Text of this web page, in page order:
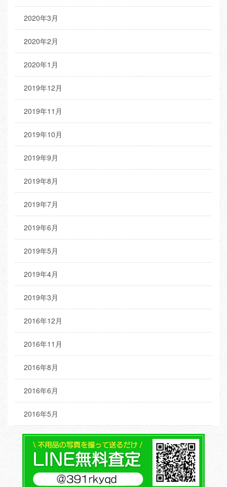
2020年3月
2020年2月
2020年1月
2019年12月
2019年11月
2019年10月
2019年9月
2019年8月
2019年7月
2019年6月
2019年5月
2019年4月
2019年3月
2016年12月
2016年11月
2016年8月
2016年6月
2016年5月